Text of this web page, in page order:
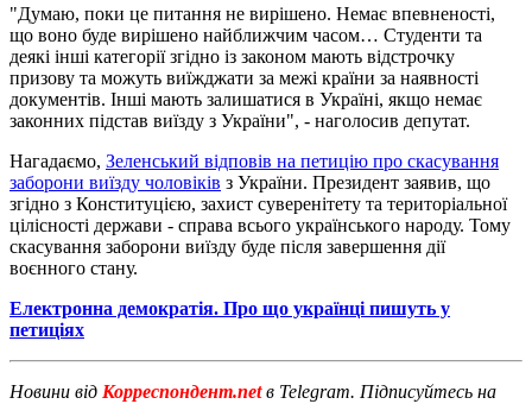
"Думаю, поки це питання не вирішено. Немає впевненості,
що воно буде вирішено найближчим часом… Студенти та
деякі інші категорії згідно із законом мають відстрочку
призову та можуть виїжджати за межі країни за наявності
документів. Інші мають залишатися в Україні, якщо немає
законних підстав виїзду з України", - наголосив депутат.
Нагадаємо, Зеленський відповів на петицію про скасування
заборони виїзду чоловіків з України. Президент заявив, що
згідно з Конституцією, захист суверенітету та територіальної
цілісності держави - справа всього українського народу. Тому
скасування заборони виїзду буде після завершення дії
воєнного стану.
Електронна демократія. Про що українці пишуть у
петиціях
Новини від Корреспондент.netв Telegram. Підписуйтесь на